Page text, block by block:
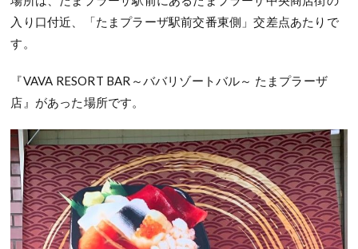
入り口付近、「たまプラーザ駅前交番東側」交差点あたりで
す。
『VAVA RESORT BAR～ババリゾートバル～ たまプラーザ
店』があった場所です。